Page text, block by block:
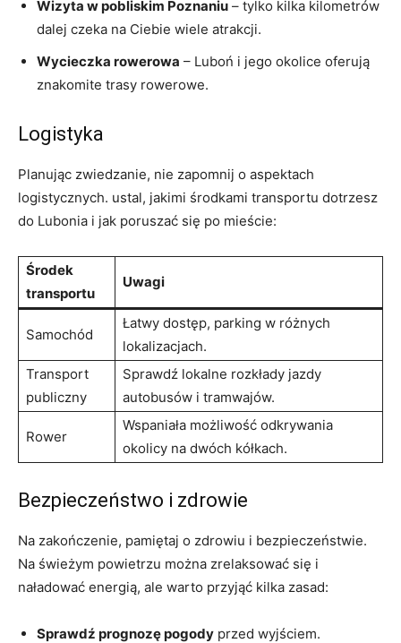
Wizyta w pobliskim Poznaniu – tylko kilka kilometrów
dalej czeka na Ciebie wiele atrakcji.
Wycieczka rowerowa – Luboń i jego okolice oferują
znakomite trasy rowerowe.
Logistyka
Planując zwiedzanie, nie zapomnij o aspektach
logistycznych. ustal, jakimi środkami transportu dotrzesz
do Lubonia i jak poruszać się po mieście:
Środek
transportu
Uwagi
Samochód
Łatwy dostęp, parking w różnych
lokalizacjach.
Transport
publiczny
Sprawdź lokalne rozkłady jazdy
autobusów i tramwajów.
Rower
Wspaniała możliwość odkrywania
okolicy na dwóch kółkach.
Bezpieczeństwo i zdrowie
Na zakończenie, pamiętaj o zdrowiu i bezpieczeństwie.
Na świeżym powietrzu można zrelaksować się i
naładować energią, ale warto przyjąć kilka zasad:
Sprawdź prognozę pogody przed wyjściem.